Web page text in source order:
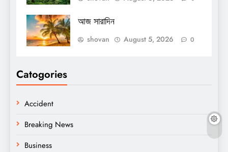
আজ সারাদিন
shovan August 5, 2026 0
Catogories
Accident
Breaking News
Business